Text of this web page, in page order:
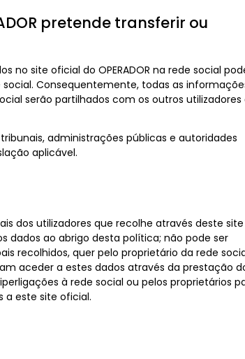
pretende transferir ou
site oficial do OPERADOR na rede social
Consequentemente, todas as
serão partilhados com os outros utilizadores
administrações públicas e autoridades
aplicável.
dos utilizadores que recolhe através deste
dados ao abrigo desta política; não pode ser
recolhidos, quer pelo proprietário da rede
aceder a estes dados através da prestação
à rede social ou pelos proprietários
a este site oficial.